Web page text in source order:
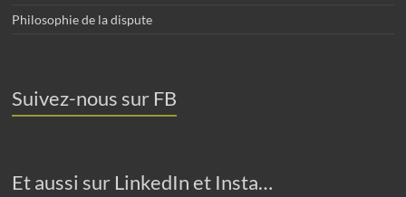
Philosophie de la dispute
Suivez-nous sur FB
Et aussi sur LinkedIn et Insta…